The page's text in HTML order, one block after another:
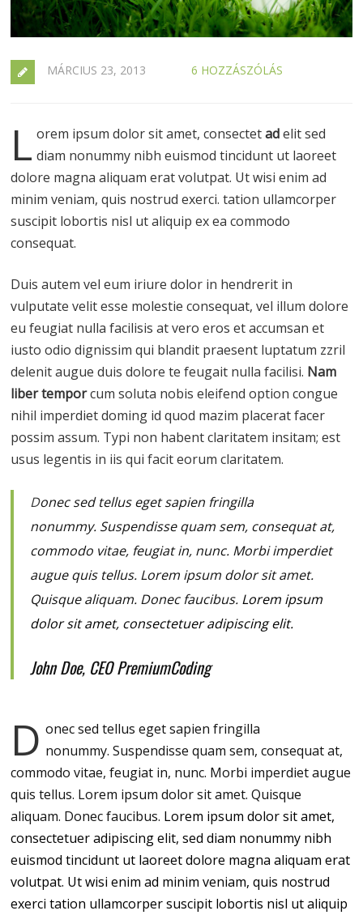
MÁRCIUS 23, 2013 6 HOZZÁSZÓLÁS
L orem ipsum dolor sit amet, consectetadelit sed
diam nonummy nibh euismod tincidunt ut laoreet
dolore magna aliquam erat volutpat. Ut wisi enim ad
minim veniam, quis nostrud exerci. tation ullamcorper
suscipit lobortis nisl ut aliquip ex ea commodo
consequat.
Duis autem vel eum iriure dolor in hendrerit in
vulputate velit esse molestie consequat, vel illum dolore
eu feugiat nulla facilisis at vero eros et accumsan et
iusto odio dignissim qui blandit praesent luptatum zzril
delenit augue duis dolore te feugait nulla facilisi. Nam
liber temporcum soluta nobis eleifend option congue
nihil imperdiet doming id quod mazim placerat facer
possim assum. Typi non habent claritatem insitam; est
usus legentis in iis qui facit eorum claritatem.
Donec sed tellus eget sapien fringilla
nonummy. Suspendisse quam sem, consequat at,
commodo vitae, feugiat in, nunc. Morbi imperdiet
augue quis tellus. Lorem ipsum dolor sit amet.
Quisque aliquam. Donec faucibus. Lorem ipsum
dolor sit amet, consectetuer adipiscing elit.
John Doe, CEO PremiumCoding
D onec sed tellus eget sapien fringilla
nonummy.Suspendisse quam sem, consequat at,
commodo vitae, feugiat in, nunc. Morbi imperdiet augue
quis tellus. Lorem ipsum dolor sit amet. Quisque
aliquam. Donec faucibus. Lorem ipsum dolor sit amet,
consectetuer adipiscing elit, sed diam nonummy nibh
euismod tincidunt ut laoreet dolore magna aliquam erat
volutpat. Ut wisi enim ad minim veniam, quis nostrud
exerci tation ullamcorper suscipit lobortis nisl ut aliquip